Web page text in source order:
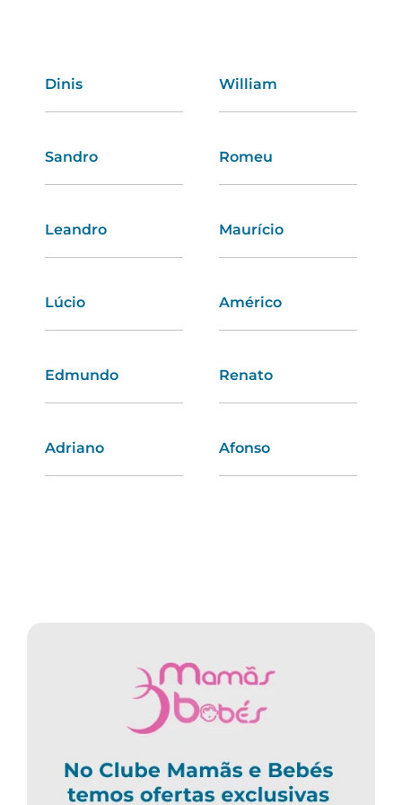
Dinis William
Sandro Romeu
Leandro Maurício
Lúcio Américo
Edmundo Renato
Adriano Afonso
Joana Deolinda
Luciana Carmen
Odélia Renata
Ângela Dulce
Luísa Juliana
Rafaela Marina